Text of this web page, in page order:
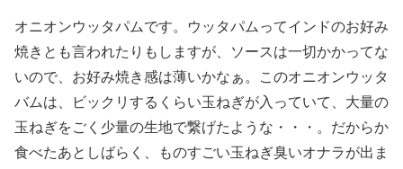
オニオンウッタパムです。ウッタパムってインドのお好み
焼きとも言われたりもしますが、ソースは一切かかってな
いので、お好み焼き感は薄いかなぁ。このオニオンウッタ
バムは、ビックリするくらい玉ねぎが入っていて、大量の
玉ねぎをごく少量の生地で繋げたような・・・。だからか
食べたあとしばらく、ものすごい玉ねぎ臭いオナラが出ま